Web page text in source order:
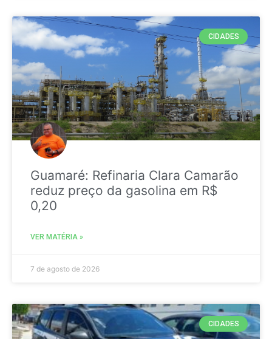
CIDADES
Guamaré: Refinaria Clara Camarão
reduz preço da gasolina em R$
0,20
VER MATÉRIA »
7 de agosto de 2026
CIDADES